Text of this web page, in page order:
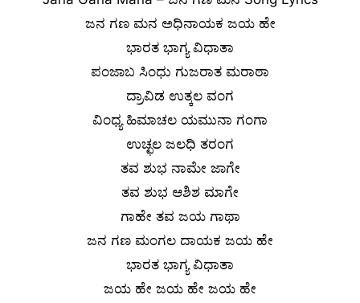
ಜನ ಗಣ ಮನ ಅಧಿನಾಯಕ ಜಯ ಹೇ
ಭಾರತ ಭಾಗ್ಯ ವಿಧಾತಾ
ಪಂಜಾಬ ಸಿಂಧು ಗುಜರಾತ ಮರಾಠಾ
ದ್ರಾವಿಡ ಉತ್ಕಲ ವಂಗ
ವಿಂಧ್ಯ ಹಿಮಾಚಲ ಯಮುನಾ ಗಂಗಾ
ಉಚ್ಛಲ ಜಲಧಿ ತರಂಗ
ತವ ಶುಭ ನಾಮೇ ಜಾಗೇ
ತವ ಶುಭ ಆಶಿಶ ಮಾಗೇ
ಗಾಹೇ ತವ ಜಯ ಗಾಥಾ
ಜನ ಗಣ ಮಂಗಲ ದಾಯಕ ಜಯ ಹೇ
ಭಾರತ ಭಾಗ್ಯ ವಿಧಾತಾ
ಜಯ ಹೇ ಜಯ ಹೇ ಜಯ ಹೇ